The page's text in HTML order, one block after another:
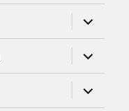
підменю
підменю
підменю